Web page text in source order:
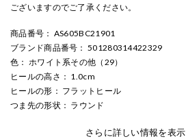
ございますのでご了承ください。
商品番号 ： AS605BC21901
ブランド商品番号 ： 501280314422329
色 ： ホワイト系その他（29）
ヒールの高さ ： 1.0cm
ヒールの形 ： フラットヒール
つま先の形状： ラウンド
さらに詳しい情報を表示